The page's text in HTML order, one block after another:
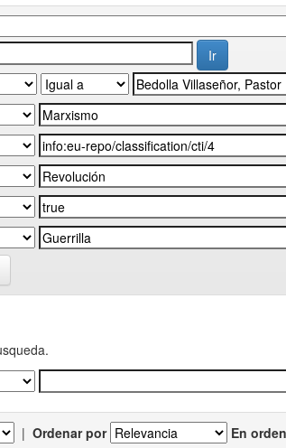
| Ordenar por En orden